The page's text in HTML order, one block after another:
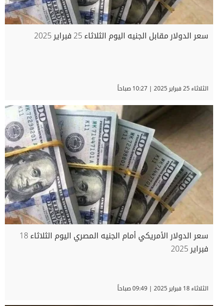
سعر الدولار مقابل الجنيه اليوم الثلاثاء 25 فبراير 2025
الثلاثاء 25 فبراير 2025 | 10:27 صباحاً
سعر الدولار الأمريكي أمام الجنيه المصري اليوم الثلاثاء 18
فبراير 2025
الثلاثاء 18 فبراير 2025 | 09:49 صباحاً